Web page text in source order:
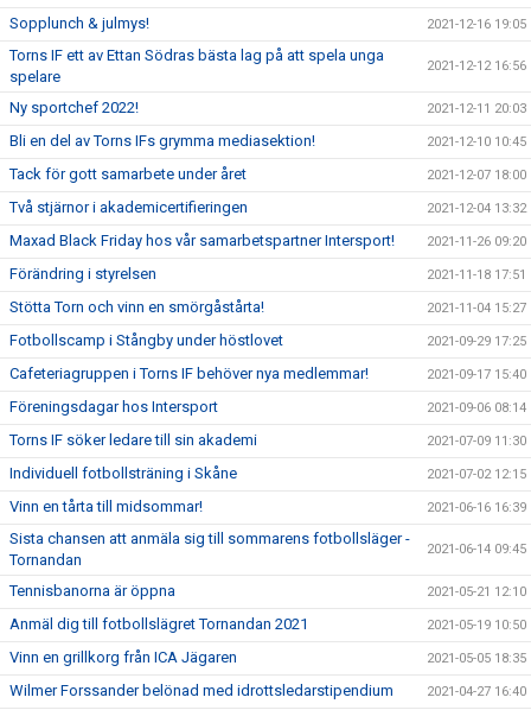
Sopplunch & julmys! 2021-12-16 19:05
Torns IF ett av Ettan Södras bästa lag på att spela unga
spelare
2021-12-12 16:56
Ny sportchef 2022! 2021-12-11 20:03
Bli en del av Torns IFs grymma mediasektion! 2021-12-10 10:45
Tack för gott samarbete under året 2021-12-07 18:00
Två stjärnor i akademicertifieringen 2021-12-04 13:32
Maxad Black Friday hos vår samarbetspartner Intersport! 2021-11-26 09:20
Förändring i styrelsen 2021-11-18 17:51
Stötta Torn och vinn en smörgåstårta! 2021-11-04 15:27
Fotbollscamp i Stångby under höstlovet 2021-09-29 17:25
Cafeteriagruppen i Torns IF behöver nya medlemmar! 2021-09-17 15:40
Föreningsdagar hos Intersport 2021-09-06 08:14
Torns IF söker ledare till sin akademi 2021-07-09 11:30
Individuell fotbollsträning i Skåne 2021-07-02 12:15
Vinn en tårta till midsommar! 2021-06-16 16:39
Sista chansen att anmäla sig till sommarens fotbollsläger -
Tornandan
2021-06-14 09:45
Tennisbanorna är öppna 2021-05-21 12:10
Anmäl dig till fotbollslägret Tornandan 2021 2021-05-19 10:50
Vinn en grillkorg från ICA Jägaren 2021-05-05 18:35
Wilmer Forssander belönad med idrottsledarstipendium 2021-04-27 16:40